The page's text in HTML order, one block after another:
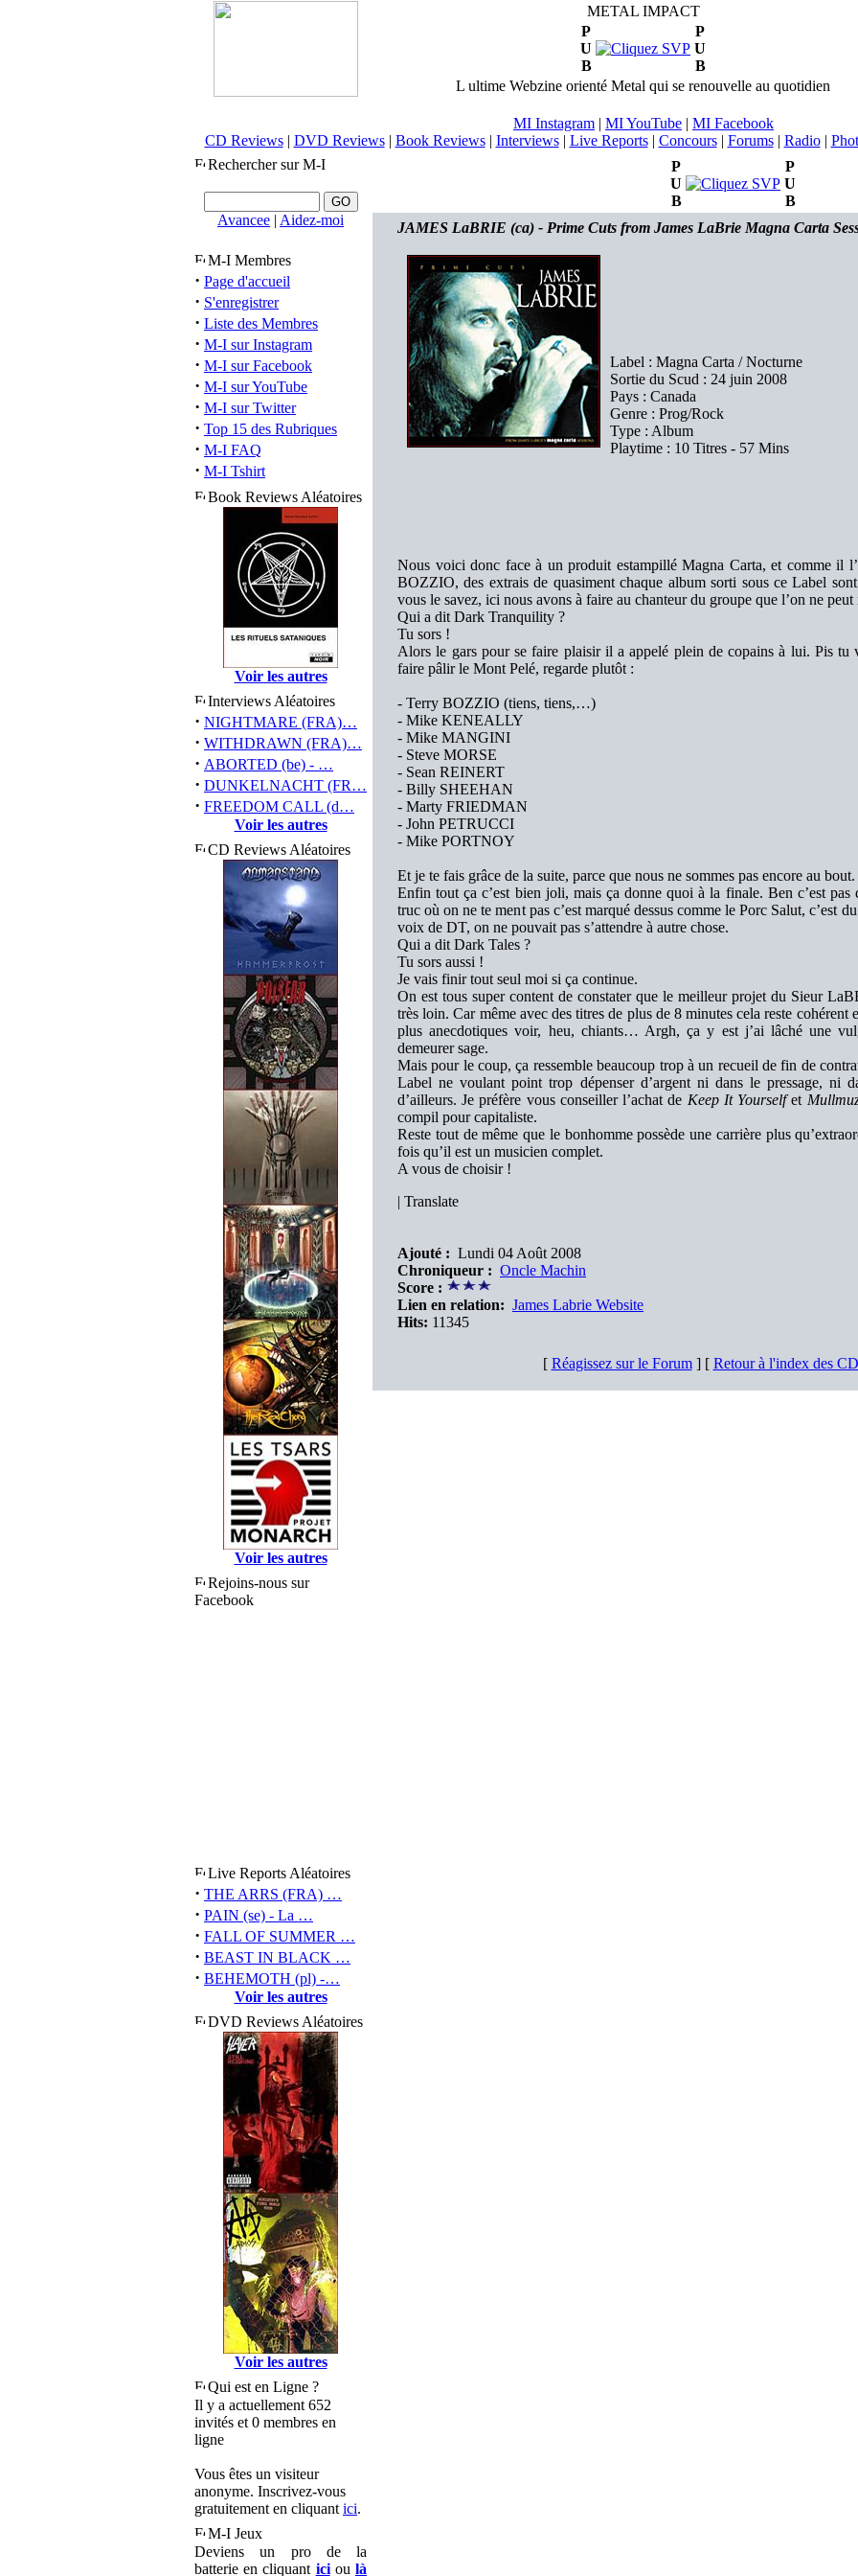
METAL IMPACT
P
U
B
P
U
B
L ultime Webzine orienté Metal qui se renouvelle au quotidien
MI Instagram | MI YouTube | MI Facebook
CD Reviews| DVD Reviews| Book Reviews| Interviews| Live Reports| Concours| Forums| Radio|
Rechercher sur M-I
Avancee | Aidez-moi
M-I Membres
· Page d'accueil
· S'enregistrer
· Liste des Membres
· M-I sur Instagram
· M-I sur Facebook
· M-I sur YouTube
· M-I sur Twitter
· Top 15 des Rubriques
· M-I FAQ
· M-I Tshirt
Book Reviews Aléatoires
Voir les autres
Interviews Aléatoires
· NIGHTMARE (FRA)…
· WITHDRAWN (FRA)…
· ABORTED (be) - …
· DUNKELNACHT (FR…
· FREEDOM CALL (d…
Voir les autres
CD Reviews Aléatoires
Voir les autres
Rejoins-nous sur
Facebook
Live Reports Aléatoires
· THE ARRS (FRA) …
· PAIN (se) - La …
· FALL OF SUMMER …
· BEAST IN BLACK …
· BEHEMOTH (pl) -…
Voir les autres
DVD Reviews Aléatoires
Voir les autres
Qui est en Ligne ?
Il y a actuellement 652
invités et 0 membres en
ligne
Vous êtes un visiteur
anonyme. Inscrivez-vous
gratuitement en cliquant ici.
M-I Jeux
Deviens un pro de la
batterie en cliquant icioulà
P
U
B
P
U
B
JAMES LaBRIE (ca) - Prime Cuts from James LaBrie Magna Carta
Label : Magna Carta / Nocturne
Sortie du Scud : 24 juin 2008
Pays : Canada
Genre : Prog/Rock
Type : Album
Playtime : 10 Titres - 57 Mins
Nous voici donc face à un produit estampillé Magna Carta, et comme il
BOZZIO, des extrais de quasiment chaque album sorti sous ce Label
vous le savez, ici nous avons à faire au chanteur du groupe que l’on ne
Qui a dit Dark Tranquility ?
Tu sors !
Alors le gars pour se faire plaisir il a appelé plein de copains à lui. Pis tu
faire pâlir le Mont Pelé, regarde plutôt :
- Terry BOZZIO (tiens, tiens,…)
- Mike KENEALLY
- Mike MANGINI
- Steve MORSE
- Sean REINERT
- Billy SHEEHAN
- Marty FRIEDMAN
- John PETRUCCI
- Mike PORTNOY
Et je te fais grâce de la suite, parce que nous ne sommes pas encore au bout.
Enfin tout ça c’est bien joli, mais ça donne quoi à la finale. Ben c’est pas
truc où on ne te ment pas c’est marqué dessus comme le Porc Salut, c’est
voix de DT, on ne pouvait pas s’attendre à autre chose.
Qui a dit Dark Tales ?
Tu sors aussi !
Je vais finir tout seul moi si ça continue.
On est tous super content de constater que le meilleur projet du Sieur
très loin. Car même avec des titres de plus de 8 minutes cela reste cohérent
plus anecdotiques voir, heu, chiants… Argh, ça y est j’ai lâché une
demeurer sage.
Mais pour le coup, ça ressemble beaucoup trop à un recueil de fin de
Label ne voulant point trop dépenser d’argent ni dans le pressage, ni
d’ailleurs. Je préfère vous conseiller l’achat de Keep It Yourselfet
compil pour capitaliste.
Reste tout de même que le bonhomme possède une carrière plus
fois qu’il est un musicien complet.
A vous de choisir !
| Translate
Ajouté : Lundi 04 Août 2008
Chroniqueur : Oncle Machin
Score :
Lien en relation: James Labrie Website
Hits: 11345
[ Réagissez sur le Forum] [ Retour à l'index des